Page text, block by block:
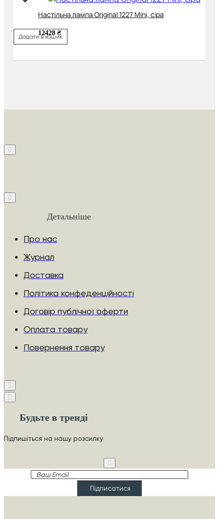
Настільна лампа Original 1227 Mini, сіра
12428 ₴
Додати в кошик
Детальніше
Про нас
Журнал
Доставка
Політика конфеденційності
Договір публічної оферти
Оплата товару
Повернення товару
Будьте в тренді
Підпишіться на нашу розсилку
Ваш
Підписатися